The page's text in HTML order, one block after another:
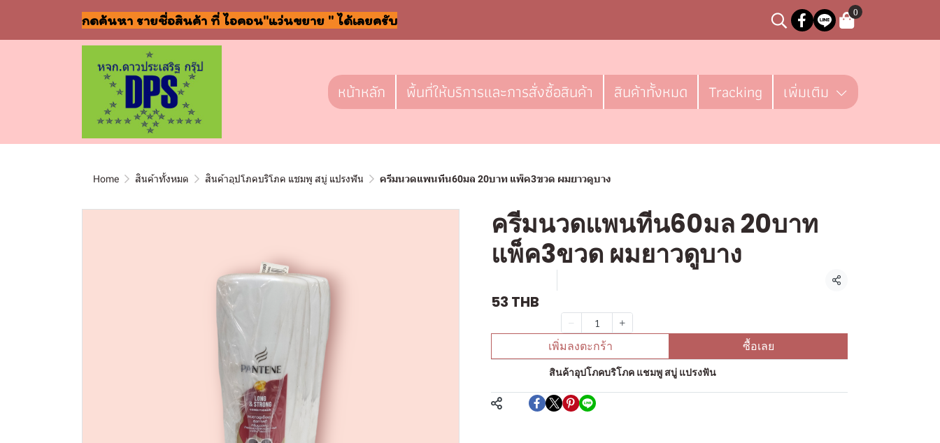
กดค้นหา รายชื่อสินค้า ที่ ไอคอน"แว่นขยาย " ได้เลยครับ
0
หน้าหลัก พื้นที่ให้บริการและการสั่งซื้อสินค้า สินค้าทั้งหมด Tracking เพิ่มเติม
Home สินค้าทั้งหมด สินค้าอุปโภคบริโภค แชมพู สบู่ แปรงฟัน ครีมนวดแพนทีน60มล 20บาท แพ็ค3ขวด ผมยาวดูบาง
ครีมนวดแพนทีน60มล 20บาท
แพ็ค3ขวด ผมยาวดูบาง
แชร์
53 THB
เพิ่มลงตะกร้า ซื้อเลย
สินค้าอุปโภคบริโภค แชมพู สบู่ แปรงฟัน